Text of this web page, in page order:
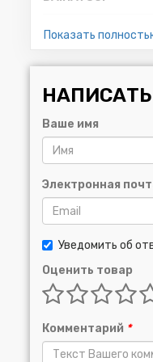
SUZUKI:
VOLVO:
VAG:
LEXUS:
Показать
Ваше имя
Электронная
Уведомить об
Оценить товар
Комментарий *